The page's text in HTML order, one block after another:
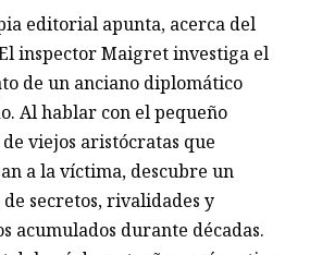
editorial apunta, acerca del
inspector Maigret investiga el
de un anciano diplomático
Al hablar con el pequeño
viejos aristócratas que
a la víctima, descubre un
secretos, rivalidades y
acumulados durante décadas.